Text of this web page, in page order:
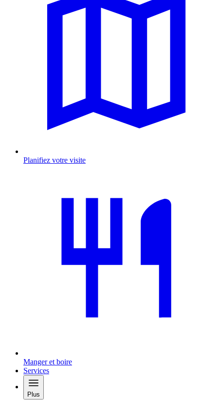
Planifiez votre visite
Manger et boire
Services
Plus